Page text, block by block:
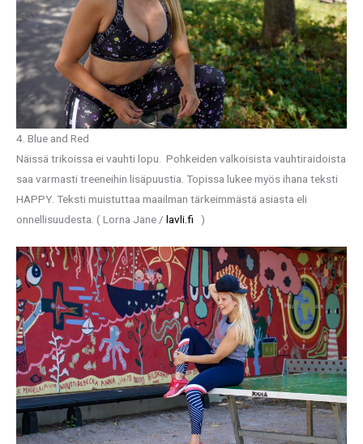
4. Blue and Red
Näissä trikoissa ei vauhti lopu. Pohkeiden valkoisista vauhtiraidoista
saa varmasti treeneihin lisäpuustia. Topissa lukee myös ihana teksti
HAPPY. Teksti muistuttaa maailman tärkeimmästä asiasta eli
onnellisuudesta. ( Lorna Jane / lavli.fi )